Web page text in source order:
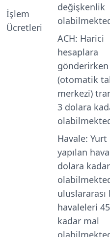
İşlem
Ücretleri
değişkenlik
ACH: Harici
hesaplara
gönderirken
(otomatik
merkezi)
3 dolara
Havale: Yurt
yapılan
dolara
uluslararası
havaleleri
kadar mal